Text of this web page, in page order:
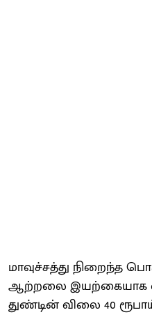
மாவுச்சத்து நிறைந்த
ஆற்றலை இயற்கையாக
துண்டின் விலை 40